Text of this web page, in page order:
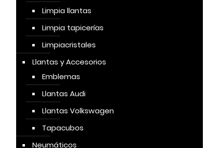
Limpia llantas
Limpia tapicerías
Limpiacristales
Llantas y Accesorios
Emblemas
Llantas Audi
Llantas Volkswagen
Tapacubos
Neumáticos